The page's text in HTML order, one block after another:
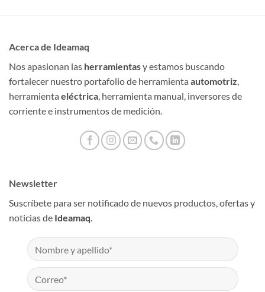
Acerca de Ideamaq
Nos apasionan las herramientasy estamos buscando
fortalecer nuestro portafolio de herramienta automotriz,
herramienta eléctrica, herramienta manual, inversores de
corriente e instrumentos de medición.
Newsletter
Suscríbete para ser notificado de nuevos productos, ofertas y
noticias de Ideamaq.